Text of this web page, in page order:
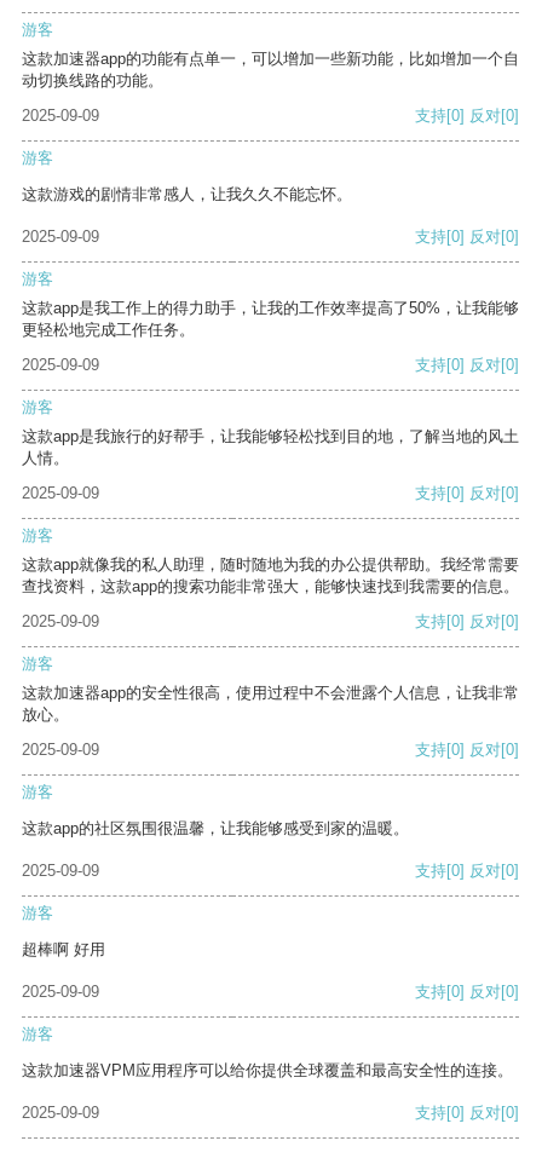
游客
这款加速器app的功能有点单一，可以增加一些新功能，比如增加一个自
动切换线路的功能。
2025-09-09
支持[0] 反对[0]
游客
这款游戏的剧情非常感人，让我久久不能忘怀。
2025-09-09 支持[0] 反对[0]
游客
这款app是我工作上的得力助手，让我的工作效率提高了50%，让我能够
更轻松地完成工作任务。
2025-09-09
支持[0] 反对[0]
游客
这款app是我旅行的好帮手，让我能够轻松找到目的地，了解当地的风土
人情。
2025-09-09
支持[0] 反对[0]
游客
这款app就像我的私人助理，随时随地为我的办公提供帮助。我经常需要
查找资料，这款app的搜索功能非常强大，能够快速找到我需要的信息。
2025-09-09
支持[0] 反对[0]
游客
这款加速器app的安全性很高，使用过程中不会泄露个人信息，让我非常
放心。
2025-09-09
支持[0] 反对[0]
游客
这款app的社区氛围很温馨，让我能够感受到家的温暖。
2025-09-09 支持[0] 反对[0]
游客
超棒啊 好用
2025-09-09 支持[0] 反对[0]
游客
这款加速器VPM应用程序可以给你提供全球覆盖和最高安全性的连接。
2025-09-09 支持[0] 反对[0]